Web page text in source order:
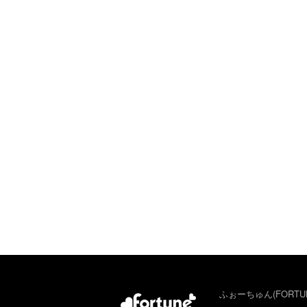
ふぉーちゅん